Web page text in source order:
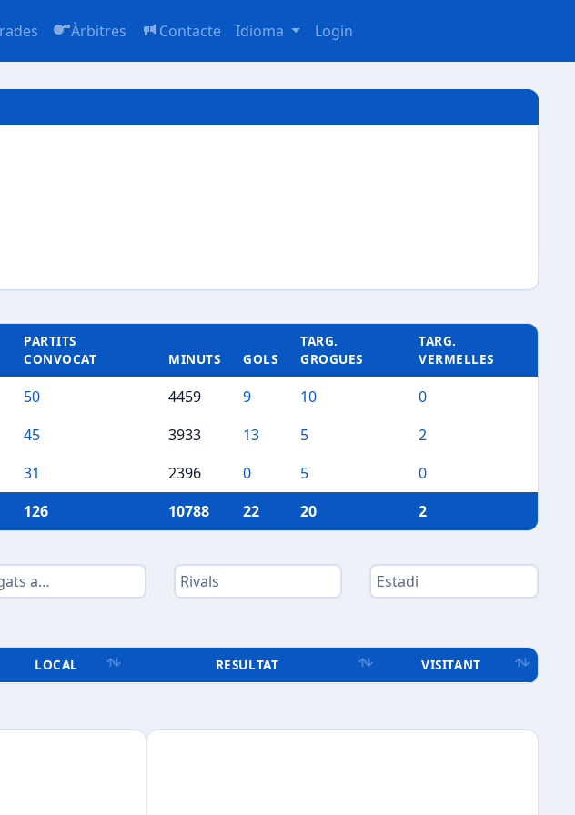
Àrbitres Contacte Idioma Login
PARTITS
CONVOCAT
MINUTS GOLS
TARG.
GROGUES
TARG.
VERMELLES
50 4459 9 10
0
45 3933 13 5
2
31 2396 0 5
0
126 10788 22 20 2
LOCAL RESULTAT VISITANT